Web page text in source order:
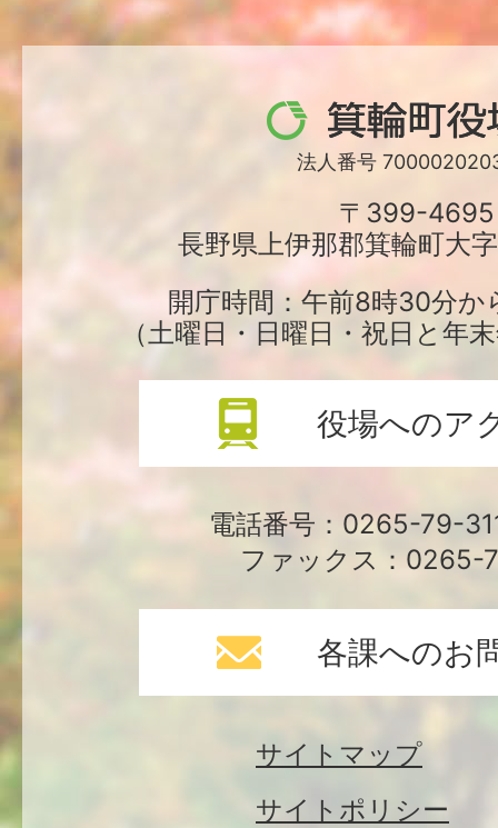
箕
輪
役
場
法人番号
〒399-4695
長野県上伊那郡箕輪町大
開庁時間：午前8時30分か
（土曜日・日曜日・祝日と年
役場へのア
電話番号：0265-79-
ファックス：0265-
各課へのお
サイトマップ
サイトポリシー